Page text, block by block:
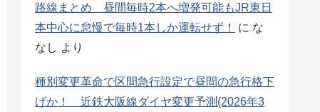
路線まとめ 昼間毎時2本へ増発可能もJR東日
本中心に怠慢で毎時1本しか運転せず！
に な
なし より
種別変更革命で区間急行設定で昼間の急行格下
げか！ 近鉄大阪線ダイヤ変更予測(2026年3